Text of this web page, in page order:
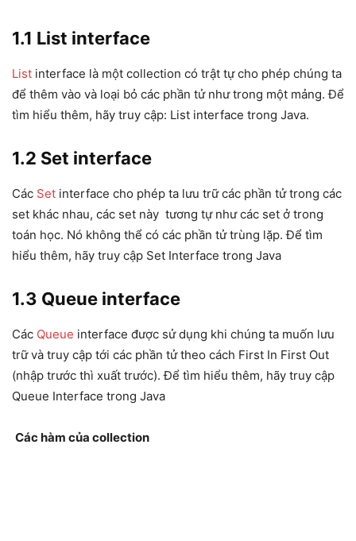
1.1 List interface
List interface là một collection có trật tự cho phép chúng ta
để thêm vào và loại bỏ các phần tử như trong một mảng. Để
tìm hiểu thêm, hãy truy cập: List interface trong Java.
1.2 Set interface
Các Set interface cho phép ta lưu trữ các phần tử trong các
set khác nhau, các set này tương tự như các set ở trong
toán học. Nó không thể có các phần tử trùng lặp. Để tìm
hiểu thêm, hãy truy cập Set Interface trong Java
1.3 Queue interface
Các Queue interface được sử dụng khi chúng ta muốn lưu
trữ và truy cập tới các phần tử theo cách First In First Out
(nhập trước thì xuất trước). Để tìm hiểu thêm, hãy truy cập
Queue Interface trong Java
Các hàm của collection